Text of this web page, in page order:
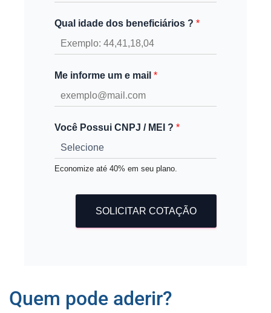
Qual idade dos beneficiários ? *
Me informe um e mail *
Você Possui CNPJ / MEI ? *
Economize até 40% em seu plano.
SOLICITAR COTAÇÃO
Quem pode aderir?